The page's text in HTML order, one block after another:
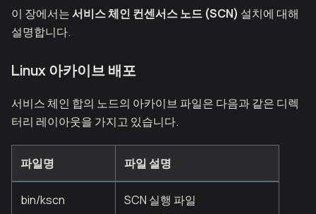
이 장에서는서비스 체인 컨센서스 노드 (SCN) 설치에 대해
설명합니다.
Linux 아카이브 배포
서비스 체인 합의 노드의 아카이브 파일은 다음과 같은 디렉
터리 레이아웃을 가지고 있습니다.
파일명 파일 설명
bin/kscn SCN 실행 파일